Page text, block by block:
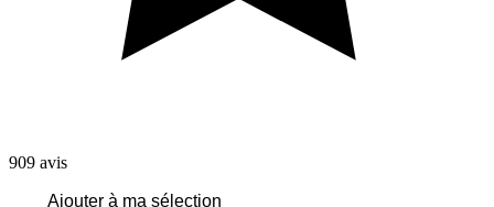
909 avis
Ajouter à ma sélection